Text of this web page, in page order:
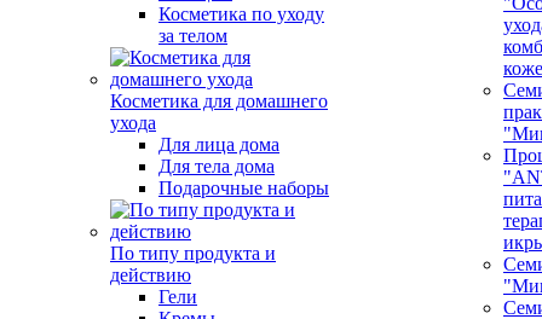
Косметика по уходу
за телом
Косметика для домашнего
ухода
Для лица дома
Для тела дома
Подарочные наборы
По типу продукта и
действию
Гели